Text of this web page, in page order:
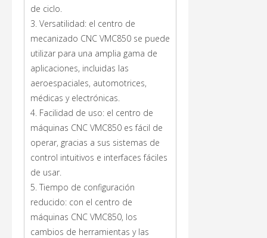
de ciclo.
3. Versatilidad: el centro de
mecanizado CNC VMC850 se puede
utilizar para una amplia gama de
aplicaciones, incluidas las
aeroespaciales, automotrices,
médicas y electrónicas.
4. Facilidad de uso: el centro de
máquinas CNC VMC850 es fácil de
operar, gracias a sus sistemas de
control intuitivos e interfaces fáciles
de usar.
5. Tiempo de configuración
reducido: con el centro de
máquinas CNC VMC850, los
cambios de herramientas y las